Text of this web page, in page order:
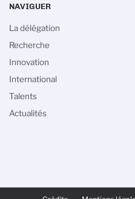
NAVIGUER
La délégation
Recherche
Innovation
International
Talents
Actualités